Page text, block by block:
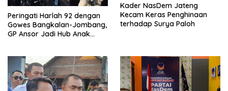
Peringati Harlah 92 dengan
Gowes Bangkalan-Jombang,
GP Ansor Jadi Hub Anak
Kader NasDem Jateng
Kecam Keras Penghinaan
terhadap Surya Paloh